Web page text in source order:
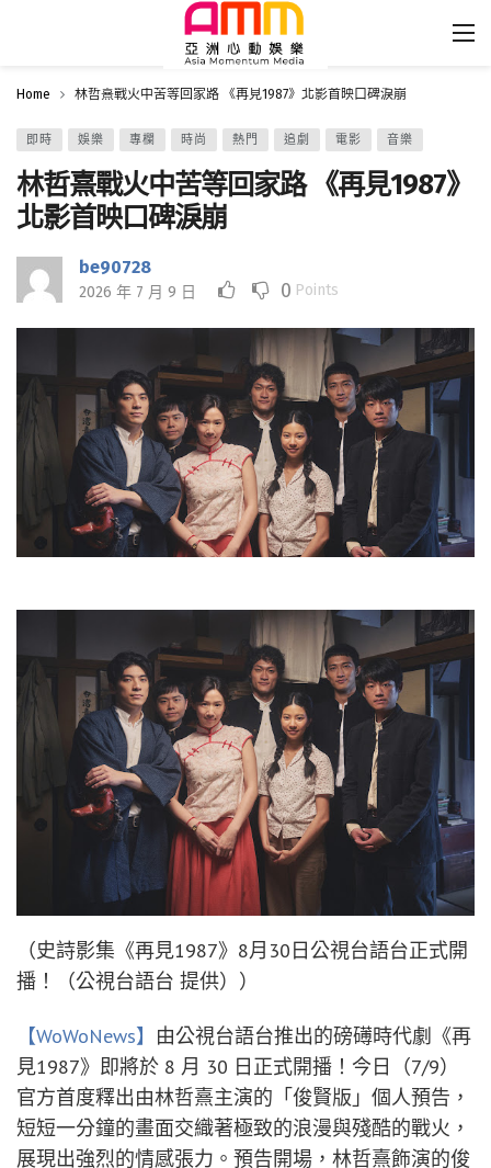
Home 林哲熹戰火中苦等回家路 《再見1987》北影首映口碑淚崩
即時 娛樂 專欄 時尚 熱門 追劇 電影 音樂
林哲熹戰火中苦等回家路 《再見1987》
北影首映口碑淚崩
be90728
2026 年 7 月 9 日 0 Points
（史詩影集《再見1987》8月30日公視台語台正式開
播！（公視台語台 提供））
【WoWoNews】 由公視台語台推出的磅礡時代劇《再
見1987》即將於 8 月 30 日正式開播！今日（7/9）
官方首度釋出由林哲熹主演的「俊賢版」個人預告，
短短一分鐘的畫面交織著極致的浪漫與殘酷的戰火，
展現出強烈的情感張力。預告開場，林哲熹飾演的俊